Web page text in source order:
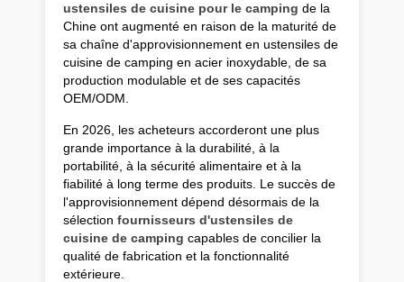
ustensiles de cuisine pour le camping de la
Chine ont augmenté en raison de la maturité de
sa chaîne d'approvisionnement en ustensiles de
cuisine de camping en acier inoxydable, de sa
production modulable et de ses capacités
OEM/ODM.
En 2026, les acheteurs accorderont une plus
grande importance à la durabilité, à la
portabilité, à la sécurité alimentaire et à la
fiabilité à long terme des produits. Le succès de
l'approvisionnement dépend désormais de la
sélection fournisseurs d'ustensiles de
cuisine de camping capables de concilier la
qualité de fabrication et la fonctionnalité
extérieure.